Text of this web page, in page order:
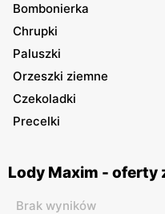
Bombonierka
Chrupki
Paluszki
Orzeszki ziemne
Czekoladki
Precelki
Lody Maxim - oferty
Brak wyników